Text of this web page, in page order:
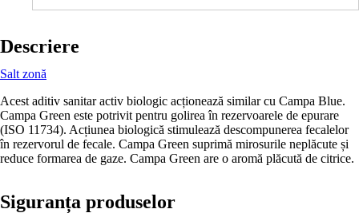
Descriere
Salt zonă
Acest aditiv sanitar activ biologic acționează similar cu Campa Blue.
Campa Green este potrivit pentru golirea în rezervoarele de epurare
(ISO 11734). Acțiunea biologică stimulează descompunerea fecalelor
în rezervorul de fecale. Campa Green suprimă mirosurile neplăcute și
reduce formarea de gaze. Campa Green are o aromă plăcută de citrice.
Siguranța produselor